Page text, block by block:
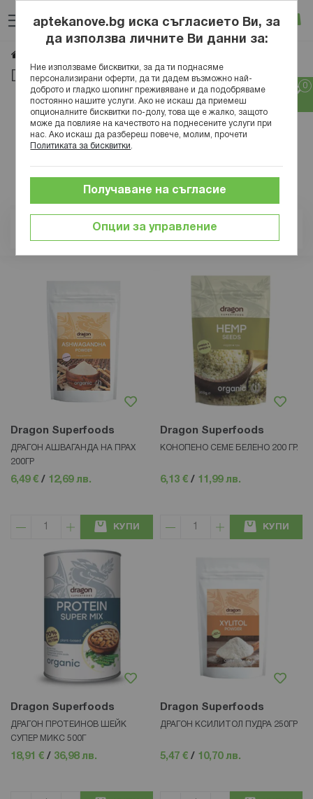
към
съдържанието
Вход
Dragon Superfoods
Позиция
Dragon Superfoods
ДРАГОН АШВАГАНДА НА ПРАХ
200ГР
6,49 € / 12,69 лв.
КУПИ
Dragon Superfoods
КОНОПЕНО СЕМЕ БЕЛЕНО 200 ГР.
6,13 € / 11,99 лв.
КУПИ
Dragon Superfoods
ДРАГОН ПРОТЕИНОВ ШЕЙК
СУПЕР МИКС 500Г
18,91 € / 36,98 лв.
Dragon Superfoods
ДРАГОН КСИЛИТОЛ ПУДРА 250ГР
5,47 € / 10,70 лв.
aptekanove.bg иска съгласието Ви, за
да използва личните Ви данни за:
Ние използваме бисквитки, за да ти поднасяме
персонализирани оферти, да ти дадем възможно най-
доброто и гладко шопинг преживяване и да подобряваме
постоянно нашите услуги. Ако не искаш да приемеш
опционалните бисквитки по-долу, това ще е жалко, защото
може да повлияе на качеството на поднесените услуги при
нас. Ако искаш да разбереш повече, молим, прочети
Политиката за бисквитки
Опции за управление
Получаване на съгласие